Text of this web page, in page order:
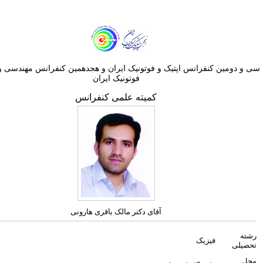
کنفرانس اپتيک و فوتونيک ایران و هجدهمين کنفرانس مهندسی و فناوری
فوتونيک ايران
کمیته علمی کنفرانس
آقای دکتر مالک باقری هارونی
فیزیک